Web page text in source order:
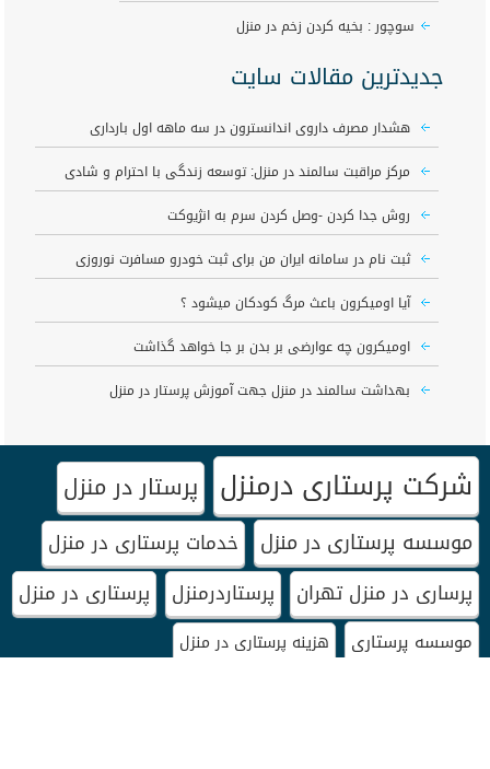
سوچور : بخیه کردن زخم در منزل
جدیدترین مقالات سایت
هشدار مصرف داروی اندانسترون در سه ماهه اول بارداری
مرکز مراقبت سالمند در منزل: توسعه زندگی با احترام و شادی
روش جدا کردن -وصل کردن سرم به انژیوکت
ثبت نام در سامانه ایران من برای ثبت خودرو مسافرت نوروزی
آیا اومیکرون باعث مرگ کودکان میشود ؟
اومیکرون چه عوارضی بر بدن بر جا خواهد گذاشت
بهداشت سالمند در منزل جهت آموزش پرستار در منزل
شرکت پرستاری درمنزل پرستار در منزل
موسسه پرستاری در منزل
خدمات پرستاری در منزل
پرساری در منزل تهران
پرستاردرمنزل پرستاری در منزل
موسسه پرستاری
هزینه پرستاری در منزل